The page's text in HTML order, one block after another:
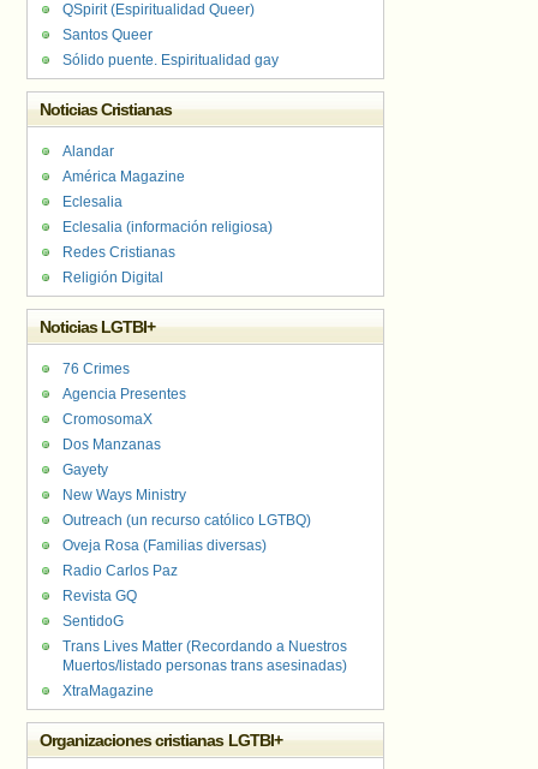
QSpirit (Espiritualidad Queer)
Santos Queer
Sólido puente. Espiritualidad gay
Noticias Cristianas
Alandar
América Magazine
Eclesalia
Eclesalia (información religiosa)
Redes Cristianas
Religión Digital
Noticias LGTBI+
76 Crimes
Agencia Presentes
CromosomaX
Dos Manzanas
Gayety
New Ways Ministry
Outreach (un recurso católico LGTBQ)
Oveja Rosa (Familias diversas)
Radio Carlos Paz
Revista GQ
SentidoG
Trans Lives Matter (Recordando a Nuestros
Muertos/listado personas trans asesinadas)
XtraMagazine
Organizaciones cristianas LGTBI+